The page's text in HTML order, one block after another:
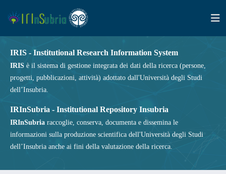
IRIS - Institutional Research Information System
IRIS è il sistema di gestione integrata dei dati della ricerca (persone,
progetti, pubblicazioni, attività) adottato dall'Università degli Studi
dell’Insubria.
IRInSubria - Institutional Repository Insubria
IRInSubria raccoglie, conserva, documenta e dissemina le
informazioni sulla produzione scientifica dell'Università degli Studi
dell’Insubria anche ai fini della valutazione della ricerca.